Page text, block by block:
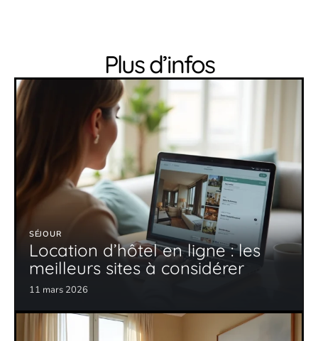
Plus d’infos
SÉJOUR
Location d’hôtel en ligne : les
meilleurs sites à considérer
11 mars 2026